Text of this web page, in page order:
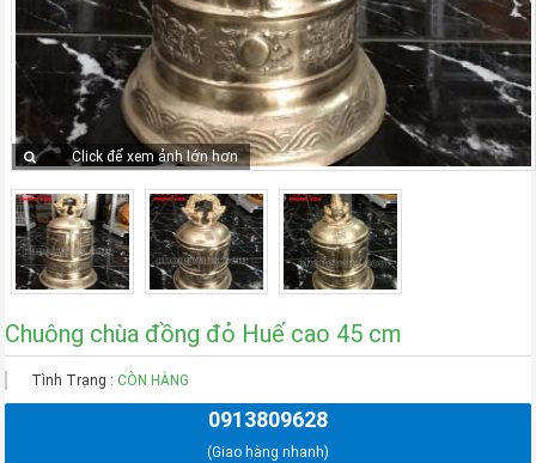
Click để xem ảnh lớn hơn
Chuông chùa đồng đỏ Huế cao 45 cm
Tình Trạng : CÒN HÀNG
0913809628
(Giao hàng nhanh)